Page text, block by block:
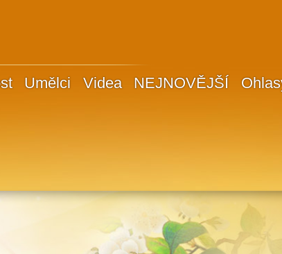
Umělci Videa NEJNOVĚJŠÍ